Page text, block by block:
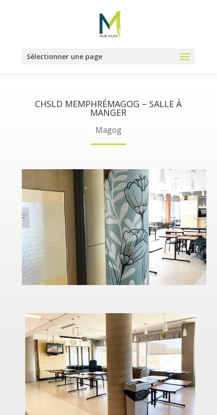
Sélectionner une page
CHSLD MEMPHRÉMAGOG – SALLE À
MANGER
Magog